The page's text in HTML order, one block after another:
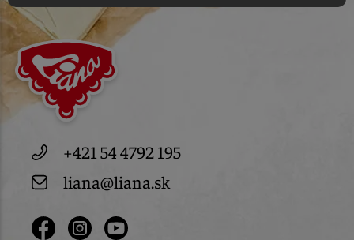
+421 54 4792 195
liana@liana.sk